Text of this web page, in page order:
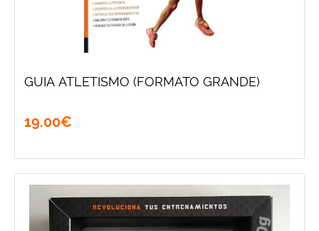
GUIA ATLETISMO (FORMATO GRANDE)
19.00€